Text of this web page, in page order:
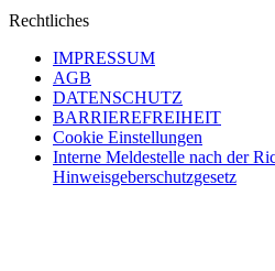
Rechtliches
IMPRESSUM
AGB
DATENSCHUTZ
BARRIEREFREIHEIT
Cookie Einstellungen
Interne Meldestelle nach der
Hinweisgeberschutzgesetz